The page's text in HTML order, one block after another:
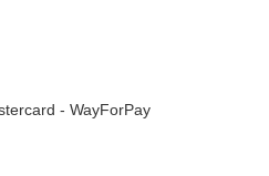
- WayForPay